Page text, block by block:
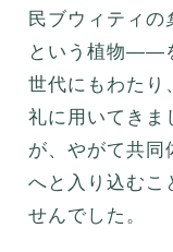
民ブウィティの
という植物――
世代にもわたり
礼に用いてきま
が、やがて共同
へと入り込むこ
せんでした。